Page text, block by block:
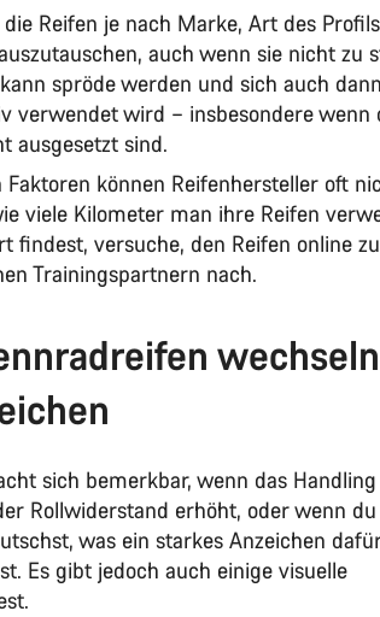
Reifen je nach Marke, Art des
auch wenn sie nicht zu
spröde werden und sich auch dann
verwendet wird – insbesondere wenn
ausgesetzt sind.
können Reifenhersteller oft
viele Kilometer man ihre Reifen
findest, versuche, den Reifen online zu
Trainingspartnern nach.
wechseln
sich bemerkbar, wenn das
Rollwiderstand erhöht, oder wenn
was ein starkes Anzeichen
Es gibt jedoch auch einige visuelle